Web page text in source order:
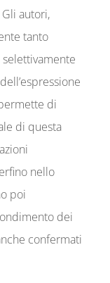
autori,
tanto
di
di questa
nello
poi
dei
confermati